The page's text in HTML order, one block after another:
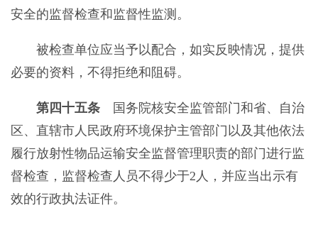
安全的监督检查和监督性监测。
被检查单位应当予以配合，如实反映情况，提供
必要的资料，不得拒绝和阻碍。
第四十五条国务院核安全监管部门和省、自治
区、直辖市人民政府环境保护主管部门以及其他依法
履行放射性物品运输安全监督管理职责的部门进行监
督检查，监督检查人员不得少于2人，并应当出示有
效的行政执法证件。